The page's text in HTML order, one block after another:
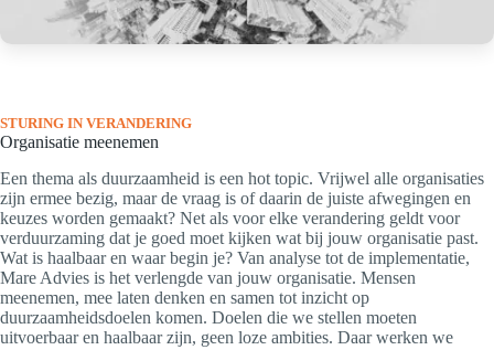
STURING IN VERANDERING
Organisatie meenemen
Een thema als duurzaamheid is een hot topic. Vrijwel alle organisaties
zijn ermee bezig, maar de vraag is of daarin de juiste afwegingen en
keuzes worden gemaakt? Net als voor elke verandering geldt voor
verduurzaming dat je goed moet kijken wat bij jouw organisatie past.
Wat is haalbaar en waar begin je? Van analyse tot de implementatie,
Mare Advies is het verlengde van jouw organisatie. Mensen
meenemen, mee laten denken en samen tot inzicht op
duurzaamheidsdoelen komen. Doelen die we stellen moeten
uitvoerbaar en haalbaar zijn, geen loze ambities. Daar werken we